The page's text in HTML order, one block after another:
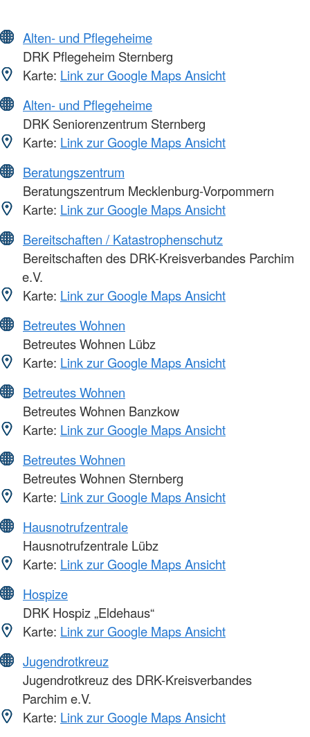
Alten- und Pflegeheime
DRK Pflegeheim Sternberg
Karte: Link zur Google Maps Ansicht
Alten- und Pflegeheime
DRK Seniorenzentrum Sternberg
Karte: Link zur Google Maps Ansicht
Beratungszentrum
Beratungszentrum Mecklenburg-Vorpommern
Karte: Link zur Google Maps Ansicht
Bereitschaften / Katastrophenschutz
Bereitschaften des DRK-Kreisverbandes Parchim
e.V.
Karte: Link zur Google Maps Ansicht
Betreutes Wohnen
Betreutes Wohnen Lübz
Karte: Link zur Google Maps Ansicht
Betreutes Wohnen
Betreutes Wohnen Banzkow
Karte: Link zur Google Maps Ansicht
Betreutes Wohnen
Betreutes Wohnen Sternberg
Karte: Link zur Google Maps Ansicht
Hausnotrufzentrale
Hausnotrufzentrale Lübz
Karte: Link zur Google Maps Ansicht
Hospize
DRK Hospiz „Eldehaus“
Karte: Link zur Google Maps Ansicht
Jugendrotkreuz
Jugendrotkreuz des DRK-Kreisverbandes
Parchim e.V.
Karte: Link zur Google Maps Ansicht